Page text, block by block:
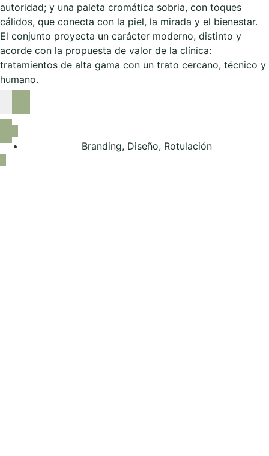
autoridad; y una paleta cromática sobria, con toques
cálidos, que conecta con la piel, la mirada y el bienestar.
El conjunto proyecta un carácter moderno, distinto y
acorde con la propuesta de valor de la clínica:
tratamientos de alta gama con un trato cercano, técnico y
humano.
Branding, Diseño, Rotulación